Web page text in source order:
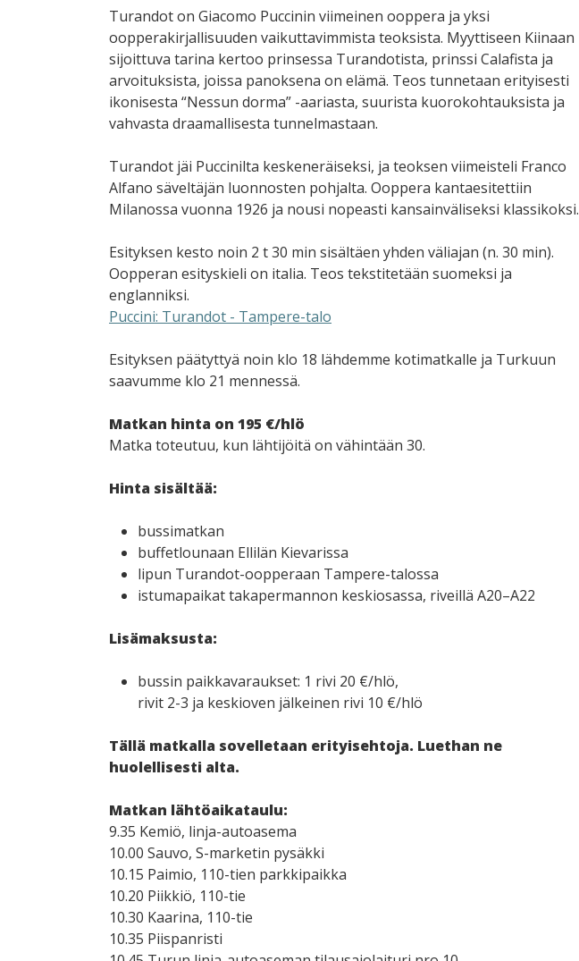
Turandoton Giacomo Puccinin viimeinen ooppera ja yksi
oopperakirjallisuuden vaikuttavimmista teoksista. Myyttiseen Kiinaan
sijoittuva tarina kertoo prinsessa Turandotista, prinssi Calafista ja
arvoituksista, joissa panoksena on elämä. Teos tunnetaan erityisesti
ikonisesta “Nessun dorma” -aariasta, suurista kuorokohtauksista ja
vahvasta draamallisesta tunnelmastaan.
Turandot jäi Puccinilta keskeneräiseksi, ja teoksen viimeisteli Franco
Alfano säveltäjän luonnosten pohjalta. Ooppera kantaesitettiin
Milanossa vuonna 1926 ja nousi nopeasti kansainväliseksi klassikoksi.
Esityksen kesto noin 2 t 30 min sisältäen yhden väliajan (n. 30 min).
Oopperan esityskieli on italia. Teos tekstitetään suomeksi ja
englanniksi.
Puccini: Turandot - Tampere-talo
Esityksen päätyttyä noin klo 18 lähdemme kotimatkalle ja Turkuun
saavumme klo 21 mennessä.
Matkan hinta on 195 €/hlö
Matka toteutuu, kun lähtijöitä on vähintään 30.
Hinta sisältää:
bussimatkan
buffetlounaan Ellilän Kievarissa
lipun Turandot-oopperaan Tampere-talossa
istumapaikat takapermannon keskiosassa, riveillä A20–A22
Lisämaksusta:
bussin paikkavaraukset: 1 rivi 20 €/hlö,
rivit 2-3 ja keskioven jälkeinen rivi 10 €/hlö
Tällä matkalla sovelletaan erityisehtoja. Luethan ne
huolellisesti alta.
Matkan lähtöaikataulu:
9.35 Kemiö, linja-autoasema
10.00 Sauvo, S-marketin pysäkki
10.15 Paimio, 110-tien parkkipaikka
10.20 Piikkiö, 110-tie
10.30 Kaarina, 110-tie
10.35 Piispanristi